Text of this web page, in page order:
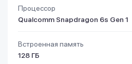
Процессор
Qualcomm Snapdragon 6s Gen 1
Встроенная память
128 ГБ